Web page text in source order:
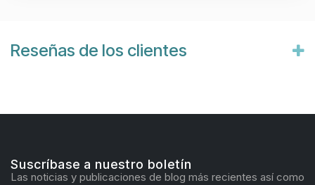
Reseñas de los clientes
Suscríbase a nuestro boletín
Las noticias y publicaciones de blog más recientes así como